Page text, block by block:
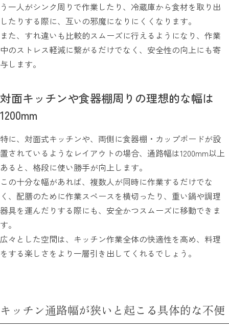
う一人がシンク周りで作業したり、冷蔵庫から食材を取り出
したりする際に、互いの邪魔になりにくくなります。
また、すれ違いも比較的スムーズに行えるようになり、作業
中のストレス軽減に繋がるだけでなく、安全性の向上にも寄
与します。
対面キッチンや食器棚周りの理想的な幅は
1200mm
特に、対面式キッチンや、両側に食器棚・カップボードが設
置されているようなレイアウトの場合、通路幅は1200mm以上
あると、格段に使い勝手が向上します。
この十分な幅があれば、複数人が同時に作業するだけでな
く、配膳のために作業スペースを横切ったり、重い鍋や調理
器具を運んだりする際にも、安全かつスムーズに移動できま
す。
広々とした空間は、キッチン作業全体の快適性を高め、料理
をする楽しさをより一層引き出してくれるでしょう。
キッチン通路幅が狭いと起こる具体的な不便